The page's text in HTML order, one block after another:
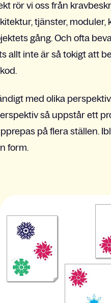
rör vi oss från
tjänster, moduler,
gång. Och ofta
allt inte är så tokigt att
med olika
så uppstår ett
på flera ställen.
form.